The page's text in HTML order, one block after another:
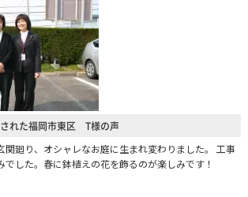
れた福岡市東区 T様の声
関廻り、オシャレなお庭に生まれ変わりました。 工事
でした。春に鉢植えの花を飾るのが楽しみです！